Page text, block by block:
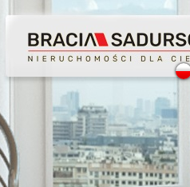
Profesjonalne